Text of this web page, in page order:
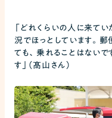
「どれくらいの人に来て
況でほっとしています。
ても、乗れることはないで
す」（髙山さん）